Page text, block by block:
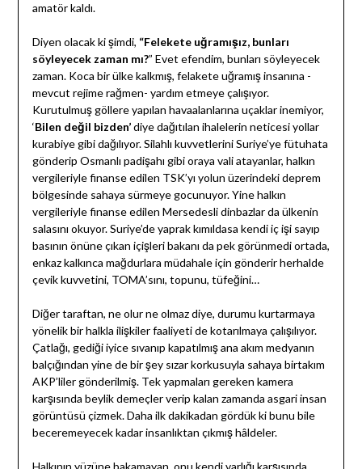
amatör kaldı.
Diyen olacak ki şimdi, “Felekete uğramışız, bunları
söyleyecek zaman mı?” Evet efendim, bunları söyleyecek
zaman. Koca bir ülke kalkmış, felakete uğramış insanına -
mevcut rejime rağmen- yardım etmeye çalışıyor.
Kurutulmuş göllere yapılan havaalanlarına uçaklar inemiyor,
‘Bilen değil bizden’diye dağıtılan ihalelerin neticesi yollar
kurabiye gibi dağılıyor. Silahlı kuvvetlerini Suriye’ye fütuhata
gönderip Osmanlı padişahı gibi oraya vali atayanlar, halkın
vergileriyle finanse edilen TSK’yı yolun üzerindeki deprem
bölgesinde sahaya sürmeye gocunuyor. Yine halkın
vergileriyle finanse edilen Mersedesli dinbazlar da ülkenin
salasını okuyor. Suriye’de yaprak kımıldasa kendi iç işi sayıp
basının önüne çıkan içişleri bakanı da pek görünmedi ortada,
enkaz kalkınca mağdurlara müdahale için gönderir herhalde
çevik kuvvetini, TOMA’sını, topunu, tüfeğini…
Diğer taraftan, ne olur ne olmaz diye, durumu kurtarmaya
yönelik bir halkla ilişkiler faaliyeti de kotarılmaya çalışılıyor.
Çatlağı, gediği iyice sıvanıp kapatılmış ana akım medyanın
balçığından yine de bir şey sızar korkusuyla sahaya birtakım
AKP’liler gönderilmiş. Tek yapmaları gereken kamera
karşısında beylik demeçler verip kalan zamanda asgari insan
görüntüsü çizmek. Daha ilk dakikadan gördük ki bunu bile
beceremeyecek kadar insanlıktan çıkmış hâldeler.
Halkının yüzüne bakamayan, onu kendi varlığı karşısında